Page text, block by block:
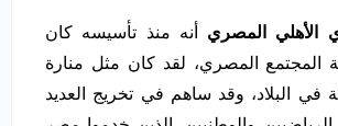
الأهلي المصري أنه منذ تأسيسه كان
المجتمع المصري، لقد كان مثل منارة
في البلاد، وقد ساهم في تخريج العديد